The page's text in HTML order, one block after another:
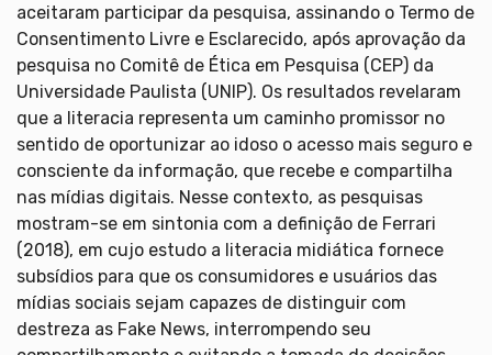
aceitaram participar da pesquisa, assinando o Termo de
Consentimento Livre e Esclarecido, após aprovação da
pesquisa no Comitê de Ética em Pesquisa (CEP) da
Universidade Paulista (UNIP). Os resultados revelaram
que a literacia representa um caminho promissor no
sentido de oportunizar ao idoso o acesso mais seguro e
consciente da informação, que recebe e compartilha
nas mídias digitais. Nesse contexto, as pesquisas
mostram-se em sintonia com a definição de Ferrari
(2018), em cujo estudo a literacia midiática fornece
subsídios para que os consumidores e usuários das
mídias sociais sejam capazes de distinguir com
destreza as Fake News, interrompendo seu